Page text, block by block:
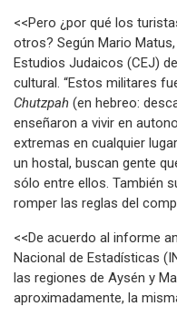
<<Pero ¿por qué los
otros? Según Mario
Estudios Judaicos (CEJ)
cultural. “Estos militares
Chutzpah (en hebreo:
enseñaron a vivir en
extremas en cualquier
un hostal, buscan gente
sólo entre ellos. También
romper las reglas del
<<De acuerdo al informe
Nacional de Estadísticas
las regiones de Aysén y
aproximadamente, la